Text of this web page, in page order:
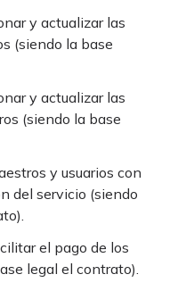
y actualizar las
(siendo la base
y actualizar las
(siendo la base
y usuarios con
del servicio (siendo
el pago de los
legal el contrato).